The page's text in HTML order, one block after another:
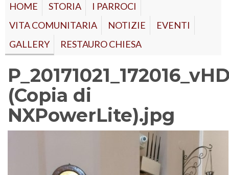
HOME STORIA
I PARROCI
VITA COMUNITARIA
NOTIZIE
EVENTI
GALLERY
RESTAURO CHIESA
(Copia di
NXPowerLite).jpg